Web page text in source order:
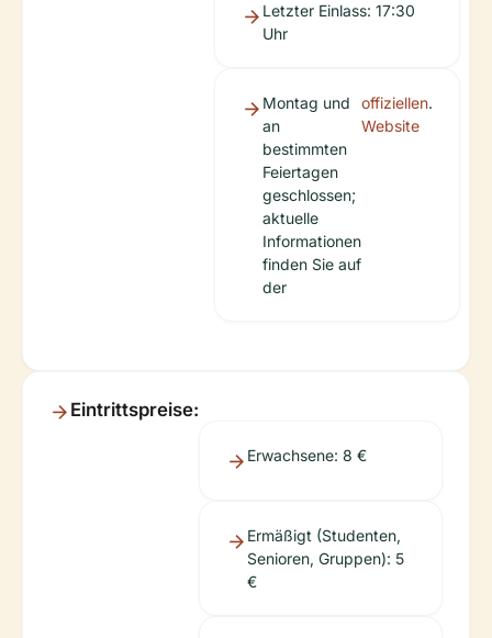
Letzter Einlass: 17:30
Uhr
Montag und
an
bestimmten
Feiertagen
geschlossen;
aktuelle
Informationen
finden Sie auf
der
offiziellen
Website
.
Eintrittspreise:
Erwachsene: 8 €
Ermäßigt (Studenten,
Senioren, Gruppen): 5
€